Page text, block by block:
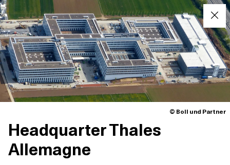
© Boll und Partner
Headquarter Thales
Allemagne